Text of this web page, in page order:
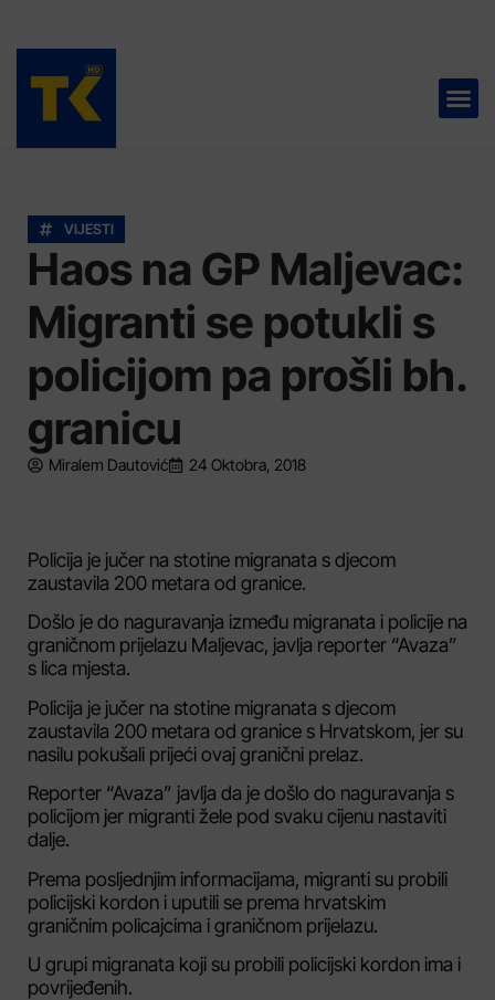
VIJESTI
Haos na GP Maljevac:
Migranti se potukli s
policijom pa prošli bh.
granicu
Miralem Dautović 24 Oktobra, 2018
Policija je jučer na stotine migranata s djecom
zaustavila 200 metara od granice.
Došlo je do naguravanja između migranata i policije na
graničnom prijelazu Maljevac, javlja reporter “Avaza”
s lica mjesta.
Policija je jučer na stotine migranata s djecom
zaustavila 200 metara od granice s Hrvatskom, jer su
nasilu pokušali prijeći ovaj granični prelaz.
Reporter “Avaza” javlja da je došlo do naguravanja s
policijom jer migranti žele pod svaku cijenu nastaviti
dalje.
Prema posljednjim informacijama, migranti su probili
policijski kordon i uputili se prema hrvatskim
graničnim policajcima i graničnom prijelazu.
U grupi migranata koji su probili policijski kordon ima i
povrijeđenih.